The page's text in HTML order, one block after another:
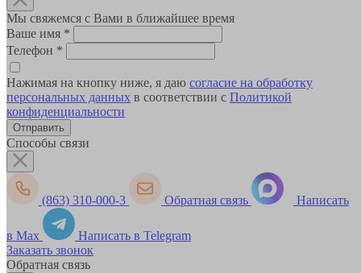
Мы свяжемся с Вами в ближайшее время
Ваше имя *
Телефон *
Нажимая на кнопку ниже, я даю согласие на обработку
персональных данных в соответствии с Политикой
конфиденциальности
Способы связи
(863) 310-000-3 Обратная связь Написать
в Max
Написать в Telegram
Заказать звонок
Обратная связь